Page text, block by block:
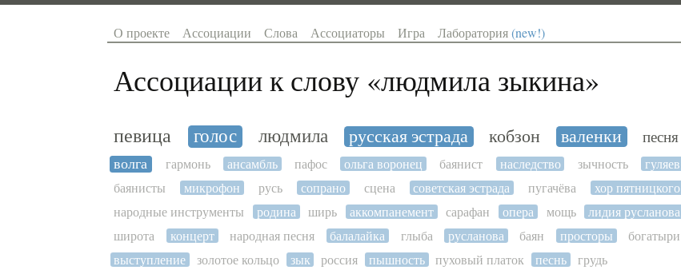
О проекте Ассоциации Слова Ассоциаторы Игра Лаборатория(new!)
Ассоциации к слову «людмила зыкина»
певица голос людмила русская эстрада кобзон валенки песня
волга гармонь ансамбль пафос ольга воронец баянист наследство зычность
гуляев
баянисты
микрофон русь сопрано сцена советская эстрада пугачёва
хор пятницкого
народные инструменты
родина ширь аккомпанемент сарафан опера мощь
лидия русланова
широта
концерт народная песня балалайка глыба русланова баян просторы
богатыри
выступление
золотое кольцо зык россия пышность пуховый платок песнь грудь